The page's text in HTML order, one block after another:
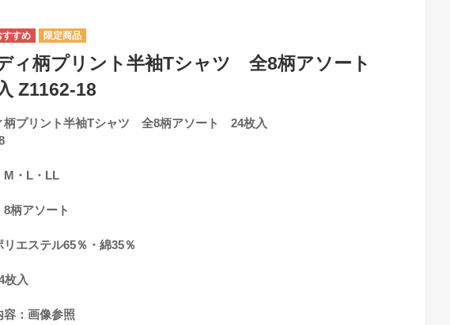
ィ柄プリント半袖Tシャツ 全8柄アソート
Z1162-18
柄プリント半袖Tシャツ 全8柄アソート 24枚入
M・L・LL
8柄アソート
リエステル65％・綿35％
枚入
容：画像参照